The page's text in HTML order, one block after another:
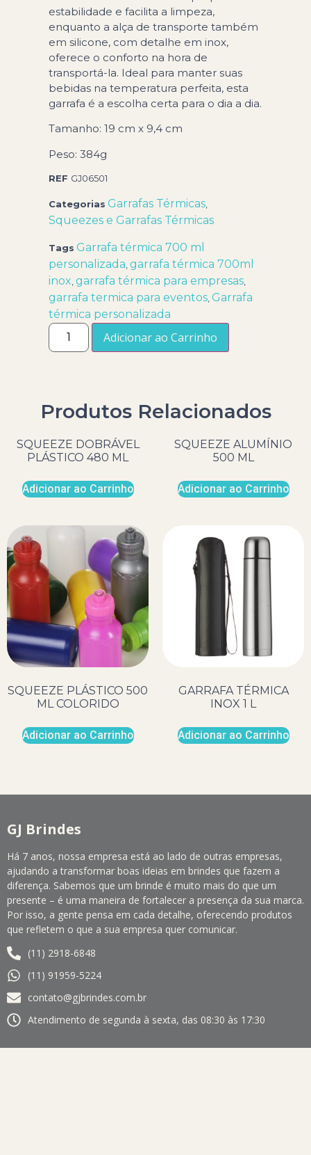
estabilidade e facilita a limpeza,
enquanto a alça de transporte também
em silicone, com detalhe em inox,
oferece o conforto na hora de
transportá-la. Ideal para manter suas
bebidas na temperatura perfeita, esta
garrafa é a escolha certa para o dia a dia.
Tamanho: 19 cm x 9,4 cm
Peso: 384g
REF GJ06501
Categorias Garrafas Térmicas,
Squeezes e Garrafas Térmicas
Tags Garrafa térmica 700 ml
personalizada,garrafa térmica 700ml
inox,garrafa térmica para empresas,
garrafa termica para eventos,Garrafa
térmica personalizada
Adicionar ao Carrinho
Produtos Relacionados
SQUEEZE DOBRÁVEL
PLÁSTICO 480 ML
Adicionar ao Carrinho
SQUEEZE ALUMÍNIO
500 ML
Adicionar ao Carrinho
SQUEEZE PLÁSTICO 500
ML COLORIDO
Adicionar ao Carrinho
GARRAFA TÉRMICA
INOX 1 L
Adicionar ao Carrinho
GJ Brindes
Há 7 anos, nossa empresa está ao lado de outras empresas,
ajudando a transformar boas ideias em brindes que fazem a
diferença. Sabemos que um brinde é muito mais do que um
presente – é uma maneira de fortalecer a presença da sua marca.
Por isso, a gente pensa em cada detalhe, oferecendo produtos
que refletem o que a sua empresa quer comunicar.
(11) 2918-6848
(11) 91959-5224
contato@gjbrindes.com.br
Atendimento de segunda à sexta, das 08:30 às 17:30